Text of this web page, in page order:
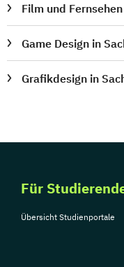
Film und
Game Design in
Grafikdesign in
Für
Übersicht Studienportale